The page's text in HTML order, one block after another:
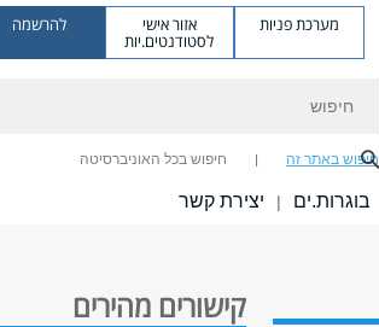
מערכת פניות אזור אישי
לסטודנטים.יות
להרשמה
חיפוש באתר זה חיפוש בכל האוניברסיטה
בוגרות.ים | יצירת קשר
קישורים מהירים